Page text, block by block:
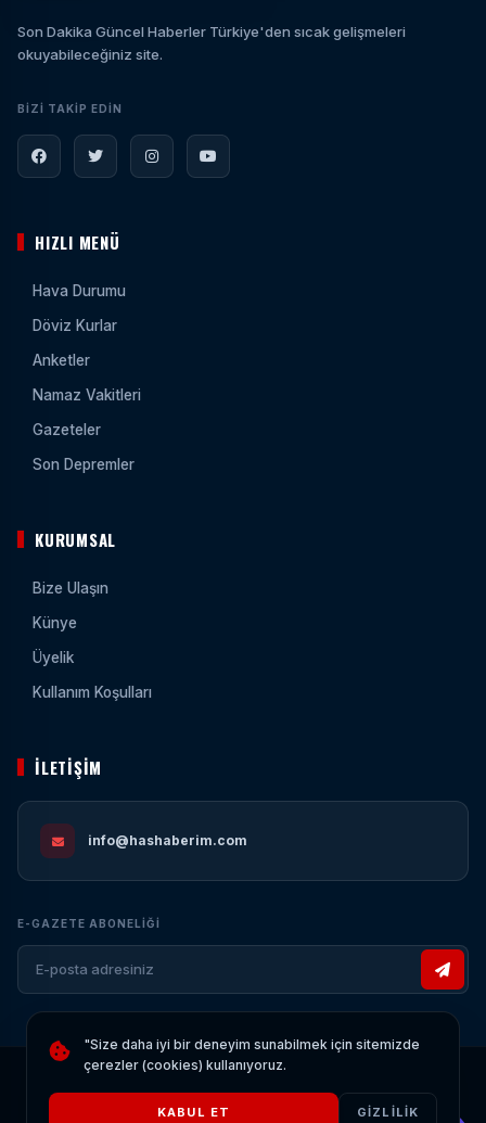
Son Dakika Güncel Haberler Türkiye'den sıcak gelişmeleri
okuyabileceğiniz site.
BIZI TAKIP EDIN
HIZLI MENÜ
Hava Durumu
Döviz Kurlar
Anketler
Namaz Vakitleri
Gazeteler
Son Depremler
KURUMSAL
Bize Ulaşın
Künye
Üyelik
Kullanım Koşulları
İLETIŞIM
info@hashaberim.com
E-GAZETE ABONELIĞI
"Size daha iyi bir deneyim sunabilmek için sitemizde
çerezler (cookies) kullanıyoruz.
KABUL ET GIZLILIK